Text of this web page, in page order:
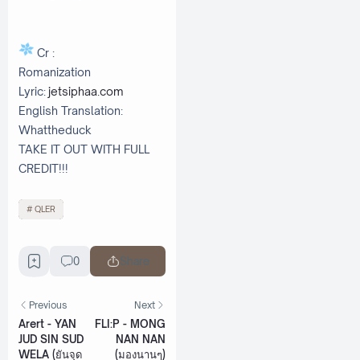
Cr :
Romanization
Lyric:jetsiphaa.com
English Translation:
Whattheduck
TAKE IT OUT WITH FULL
CREDIT!!!
QLER
0 Share
Previous
Arert - YAN
JUD SIN SUD
WELA (ยันจุด
Next
FLI:P - MONG
NAN NAN
(มองนานๆ)